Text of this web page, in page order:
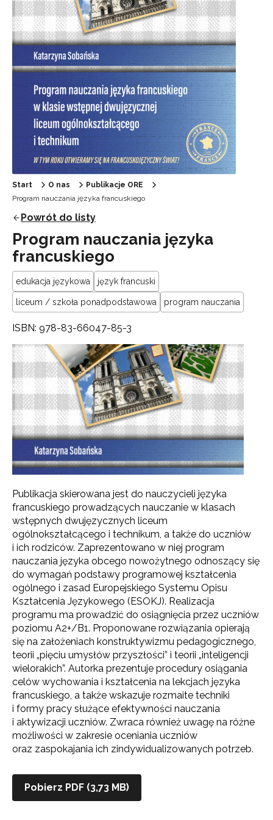
Start O nas
Publikacje ORE
Program nauczania języka francuskiego
Powrót do listy
Program nauczania języka
francuskiego
edukacja językowa język francuski
liceum / szkoła ponadpodstawowa program nauczania
ISBN: 978-83-66047-85-3
Publikacja skierowana jest do nauczycieli języka
francuskiego prowadzących nauczanie w klasach
wstępnych dwujęzycznych liceum
ogólnokształcącego i technikum, a także do uczniów
i ich rodziców. Zaprezentowano w niej program
nauczania języka obcego nowożytnego odnoszący się
do wymagań podstawy programowej kształcenia
ogólnego i zasad Europejskiego Systemu Opisu
Kształcenia Językowego (ESOKJ). Realizacja
programu ma prowadzić do osiągnięcia przez uczniów
poziomu A2+/B1. Proponowane rozwiązania opierają
się na założeniach konstruktywizmu pedagogicznego,
teorii „pięciu umysłów przyszłości” i teorii „inteligencji
wielorakich”. Autorka prezentuje procedury osiągania
celów wychowania i kształcenia na lekcjach języka
francuskiego, a także wskazuje rozmaite techniki
i formy pracy służące efektywności nauczania
i aktywizacji uczniów. Zwraca również uwagę na różne
możliwości w zakresie oceniania uczniów
oraz zaspokajania ich zindywidualizowanych potrzeb.
Pobierz PDF (3,73 MB)